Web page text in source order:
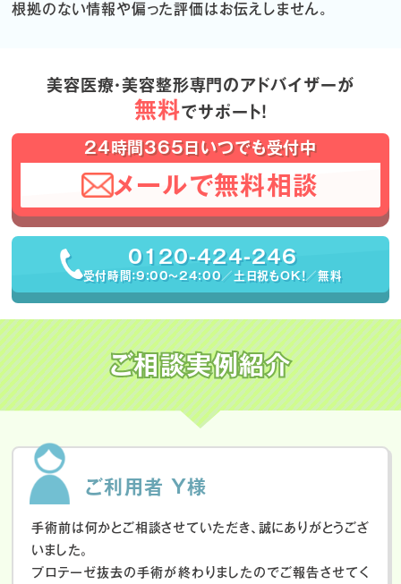
根拠のない情報や偏った評価はお伝えしません。
美容医療・美容整形専門のアドバイザーが
無料でサポート！
24時間365日いつでも受付中
メールで無料相談
0120-424-246
受付時間：9:00〜24:00／土日祝もOK！／無料
ご相談実例紹介
ご利用者 Y様
手術前は何かとご相談させていただき、誠にありがとうござ
いました。
プロテーゼ抜去の手術が終わりましたのでご報告させてく